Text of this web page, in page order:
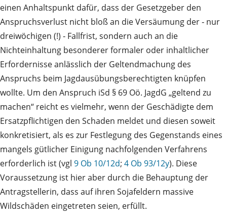
einen Anhaltspunkt dafür, dass der Gesetzgeber den
Anspruchsverlust nicht bloß an die Versäumung der ‑ nur
dreiwöchigen (!) ‑ Fallfrist, sondern auch an die
Nichteinhaltung besonderer formaler oder inhaltlicher
Erfordernisse anlässlich der Geltendmachung des
Anspruchs beim Jagdausübungsberechtigten knüpfen
wollte. Um den Anspruch iSd § 69 Oö. JagdG „geltend zu
machen“ reicht es vielmehr, wenn der Geschädigte dem
Ersatzpflichtigen den Schaden meldet und diesen soweit
konkretisiert, als es zur Festlegung des Gegenstands eines
mangels gütlicher Einigung nachfolgenden Verfahrens
erforderlich ist (vgl 9 Ob 10/12d; 4 Ob 93/12y). Diese
Voraussetzung ist hier aber durch die Behauptung der
Antragstellerin, dass auf ihren Sojafeldern massive
Wildschäden eingetreten seien, erfüllt.